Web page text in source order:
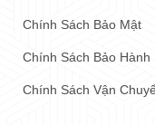
Chính Sách Bảo Mật
Chính Sách Bảo Hành
Chính Sách Vận